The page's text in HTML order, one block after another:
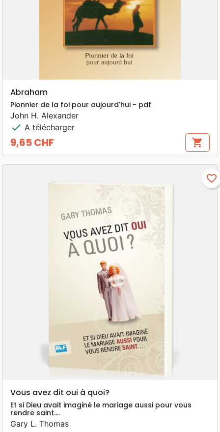
Abraham
Pionnier de la foi pour aujourd'hui - pdf
John H. Alexander
check A télécharger
Prix
9,65 CHF shopping_cart
favorite_border
Vous avez dit oui à quoi?
Et si Dieu avait imaginé le mariage aussi pour vous
rendre saint....
Gary L. Thomas